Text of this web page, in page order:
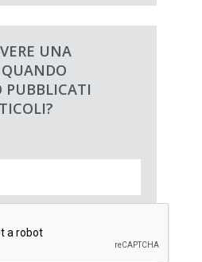
UNA
PUBBLICATI